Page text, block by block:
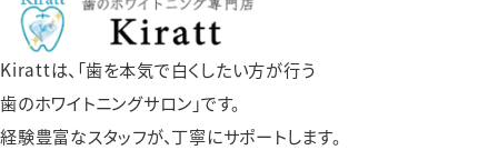
Kirattは、「歯を本気で白くしたい方が行う
歯のホワイトニングサロン」です。
経験豊富なスタッフが、丁寧にサポートします。